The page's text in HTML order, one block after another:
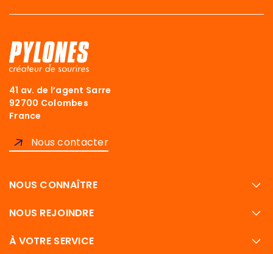
41 av. de l’agent Sarre
92700 Colombes
France
Nous contacter
NOUS CONNAÎTRE
NOUS REJOINDRE
À VOTRE SERVICE